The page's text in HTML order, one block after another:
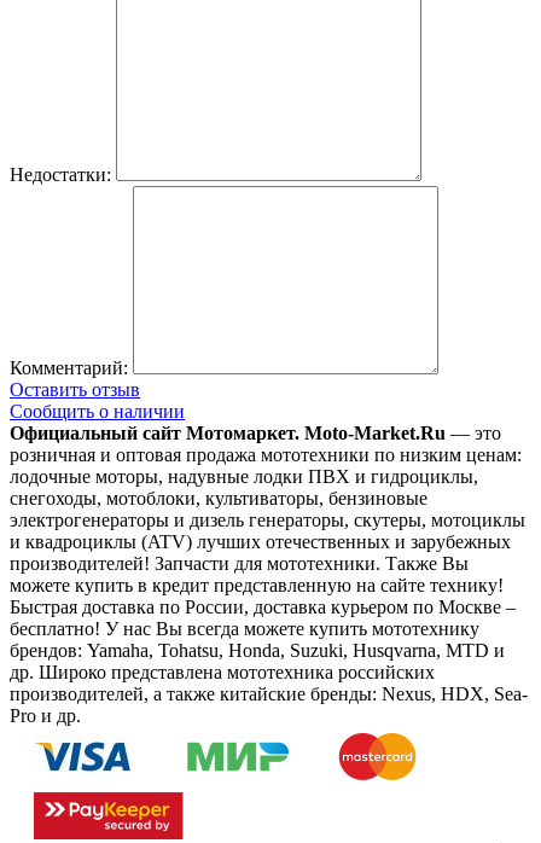
Недостатки:
Комментарий:
Оставить отзыв
Сообщить о наличии
Официальный сайт Мотомаркет. Moto-Market.Ru — это
розничная и оптовая продажа мототехники по низким ценам:
лодочные моторы, надувные лодки ПВХ и гидроциклы,
снегоходы, мотоблоки, культиваторы, бензиновые
электрогенераторы и дизель генераторы, скутеры, мотоциклы
и квадроциклы (ATV) лучших отечественных и зарубежных
производителей! Запчасти для мототехники. Также Вы
можете купить в кредит представленную на сайте технику!
Быстрая доставка по России, доставка курьером по Москве –
бесплатно! У нас Вы всегда можете купить мототехнику
брендов: Yamaha, Tohatsu, Honda, Suzuki, Husqvarna, MTD и
др. Широко представлена мототехника российских
производителей, а также китайские бренды: Nexus, HDX, Sea-
Pro и др.